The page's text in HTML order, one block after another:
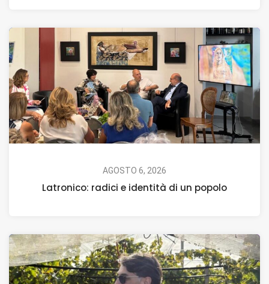
AGOSTO 6, 2026
Latronico: radici e identità di un popolo